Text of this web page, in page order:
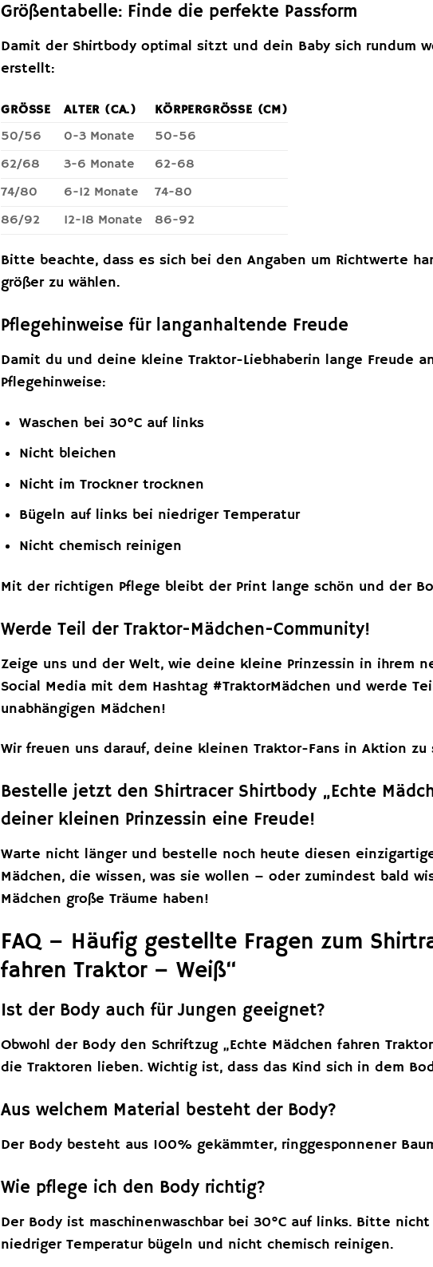
Größentabelle: Finde die perfekte Passform
Damit der Shirtbody optimal sitzt und dein Baby sich rundum
erstellt:
GRÖSSE ALTER (CA.)
KÖRPERGRÖSSE (CM)
50/56
0-3 Monate
50-56
62/68
3-6 Monate
62-68
74/80
6-12 Monate
74-80
86/92
12-18 Monate 86-92
Bitte beachte, dass es sich bei den Angaben um Richtwerte
größer zu wählen.
Pflegehinweise für langanhaltende Freude
Damit du und deine kleine Traktor-Liebhaberin lange Freude
Pflegehinweise:
Waschen bei 30°C auf links
Nicht bleichen
Nicht im Trockner trocknen
Bügeln auf links bei niedriger Temperatur
Nicht chemisch reinigen
Mit der richtigen Pflege bleibt der Print lange schön und der
Werde Teil der Traktor-Mädchen-Community!
Zeige uns und der Welt, wie deine kleine Prinzessin in ihrem
Social Media mit dem Hashtag #TraktorMädchen und werde
unabhängigen Mädchen!
Wir freuen uns darauf, deine kleinen Traktor-Fans in Aktion zu
Bestelle jetzt den Shirtracer Shirtbody „Echte
deiner kleinen Prinzessin eine Freude!
Warte nicht länger und bestelle noch heute diesen
Mädchen, die wissen, was sie wollen – oder zumindest bald
Mädchen große Träume haben!
FAQ – Häufig gestellte Fragen zum
fahren Traktor – Weiß“
Ist der Body auch für Jungen geeignet?
Obwohl der Body den Schriftzug „Echte Mädchen fahren
die Traktoren lieben. Wichtig ist, dass das Kind sich in dem
Aus welchem Material besteht der Body?
Der Body besteht aus 100% gekämmter, ringgesponnener
Wie pflege ich den Body richtig?
Der Body ist maschinenwaschbar bei 30°C auf links. Bitte
niedriger Temperatur bügeln und nicht chemisch reinigen.